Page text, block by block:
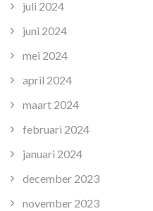
juli 2024
juni 2024
mei 2024
april 2024
maart 2024
februari 2024
januari 2024
december 2023
november 2023